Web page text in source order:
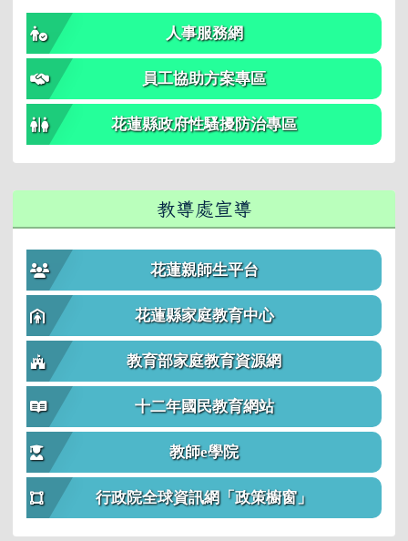
人事服務網
員工協助方案專區
花蓮縣政府性騷擾防治專區
教導處宣導
花蓮親師生平台
花蓮縣家庭教育中心
教育部家庭教育資源網
十二年國民教育網站
教師e學院
行政院全球資訊網「政策櫥窗」